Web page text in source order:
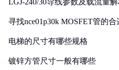
LGJ-240/30导线参数及载流量
寻找nce01p30k MOSFET管的
电梯的尺寸有哪些规格
镀锌方管尺寸一般有哪些